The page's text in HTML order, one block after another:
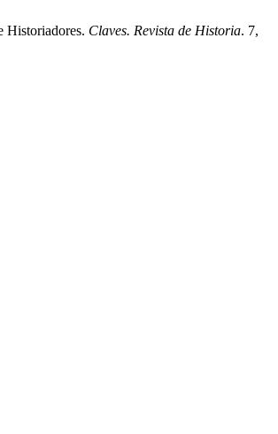
Historiadores. Claves. Revista de Historia. 7,